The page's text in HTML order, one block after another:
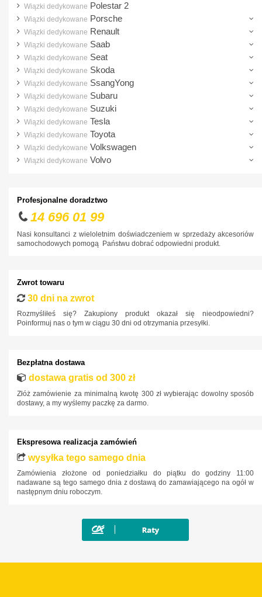
Wiązki dedykowane Polestar 2
Wiązki dedykowane Porsche
Wiązki dedykowane Renault
Wiązki dedykowane Saab
Wiązki dedykowane Seat
Wiązki dedykowane Skoda
Wiązki dedykowane SsangYong
Wiązki dedykowane Subaru
Wiązki dedykowane Suzuki
Wiązki dedykowane Tesla
Wiązki dedykowane Toyota
Wiązki dedykowane Volkswagen
Wiązki dedykowane Volvo
Profesjonalne doradztwo
14 696 01 99
Nasi konsultanci z wieloletnim doświadczeniem w sprzedaży akcesoriów
samochodowych pomogą Państwu dobrać odpowiedni produkt.
Zwrot towaru
30 dni na zwrot
Rozmyśliłeś się? Zakupiony produkt okazał się nieodpowiedni?
Poinformuj nas o tym w ciągu 30 dni od otrzymania przesyłki.
Bezpłatna dostawa
dostawa gratis od 300 zł
Złóż zamówienie za minimalną kwotę 300 zł wybierając dowolny sposób
dostawy, a my wyślemy paczkę za darmo.
Ekspresowa realizacja zamówień
wysyłka tego samego dnia
Zamówienia złożone od poniedziałku do piątku do godziny 11:00
nadawane są tego samego dnia z dostawą do zamawiającego na ogół w
następnym dniu roboczym.